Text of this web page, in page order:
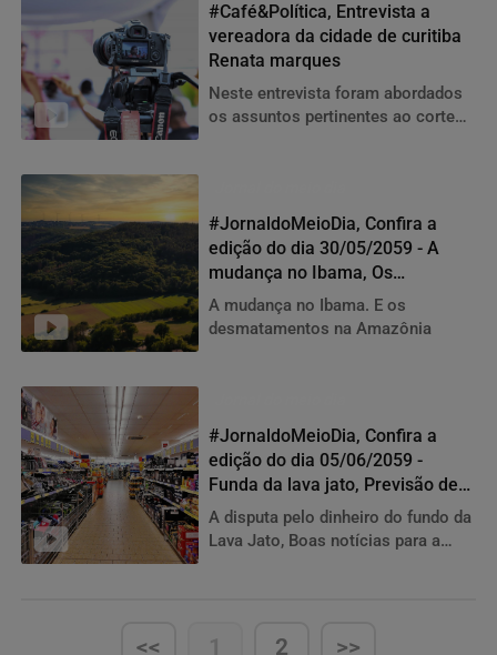
#Café&Política, Entrevista a
vereadora da cidade de curitiba
Renata marques
Neste entrevista foram abordados
os assuntos pertinentes ao corte
#JornaldoMeioDia, Confira a
edição do dia 30/05/2059 - A
mudança no Ibama, Os
desmatamentos na Amazônia,
Eleições
A mudança no Ibama. E os
desmatamentos na Amazônia
#JornaldoMeioDia, Confira a
edição do dia 05/06/2059 -
Funda da lava jato, Previsão de
crescimento da economia
A disputa pelo dinheiro do fundo da
Lava Jato, Boas notícias para a
<< 1 2 >>